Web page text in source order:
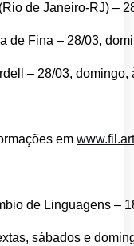
de Janeiro-RJ) –
de Fina – 28/03,
– 28/03, domingo,
em
de Linguagens –
sábados e